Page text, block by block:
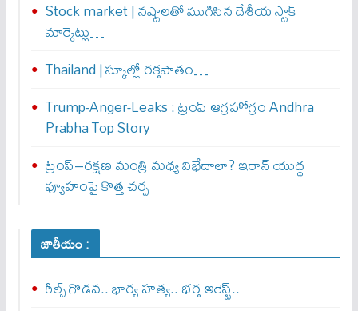
Stock market | నష్టాలతో ముగిసిన దేశీయ స్టాక్
మార్కెట్లు…
Thailand | స్కూల్లో రక్తపాతం…
Trump-Anger-Leaks : ట్రంప్ ఆగ్ర‌హోగ్రం Andhra
Prabha Top Story
ట్రంప్–రక్షణ మంత్రి మధ్య విభేదాలా? ఇరాన్ యుద్ధ
వ్యూహంపై కొత్త చర్చ
జాతీయం :
రీల్స్ గొడవ.. భార్య హత్య.. భర్త అరెస్ట్..